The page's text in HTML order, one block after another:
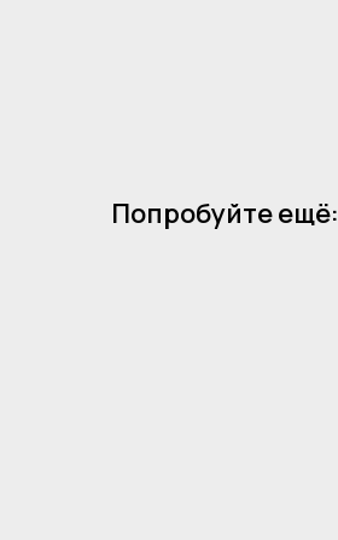
Попробуйте ещё: